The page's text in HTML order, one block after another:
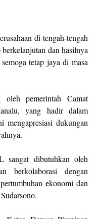
di tengah-tengah
dan hasilnya
tetap jaya di masa
pemerintah Camat
yang hadir dalam
mengapresiasi dukungan
sangat dibutuhkan oleh
berkolaborasi dengan
ekonomi dan